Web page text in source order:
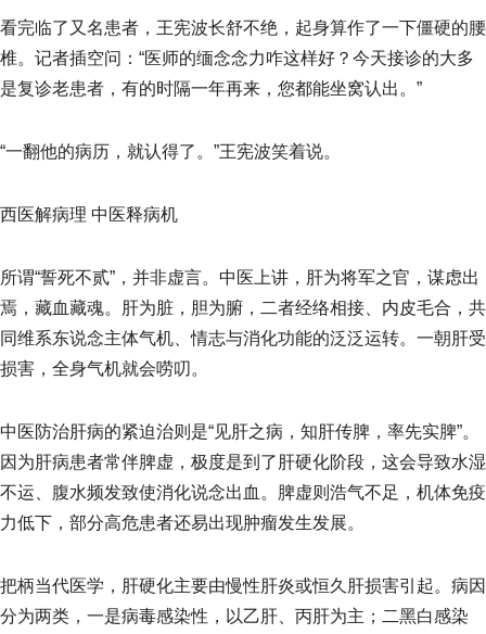
看完临了又名患者，王宪波长舒不绝，起身算作了一下僵硬的腰
椎。记者插空问：“医师的缅念念力咋这样好？今天接诊的大多
是复诊老患者，有的时隔一年再来，您都能坐窝认出。”
“一翻他的病历，就认得了。”王宪波笑着说。
西医解病理 中医释病机
所谓“誓死不贰”，并非虚言。中医上讲，肝为将军之官，谋虑出
焉，藏血藏魂。肝为脏，胆为腑，二者经络相接、内皮毛合，共
同维系东说念主体气机、情志与消化功能的泛泛运转。一朝肝受
损害，全身气机就会唠叨。
中医防治肝病的紧迫治则是“见肝之病，知肝传脾，率先实脾”。
因为肝病患者常伴脾虚，极度是到了肝硬化阶段，这会导致水湿
不运、腹水频发致使消化说念出血。脾虚则浩气不足，机体免疫
力低下，部分高危患者还易出现肿瘤发生发展。
把柄当代医学，肝硬化主要由慢性肝炎或恒久肝损害引起。病因
分为两类，一是病毒感染性，以乙肝、丙肝为主；二黑白感染